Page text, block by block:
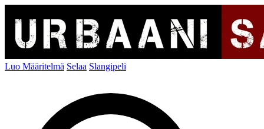
Luo Määritelmä Selaa Slangipeli